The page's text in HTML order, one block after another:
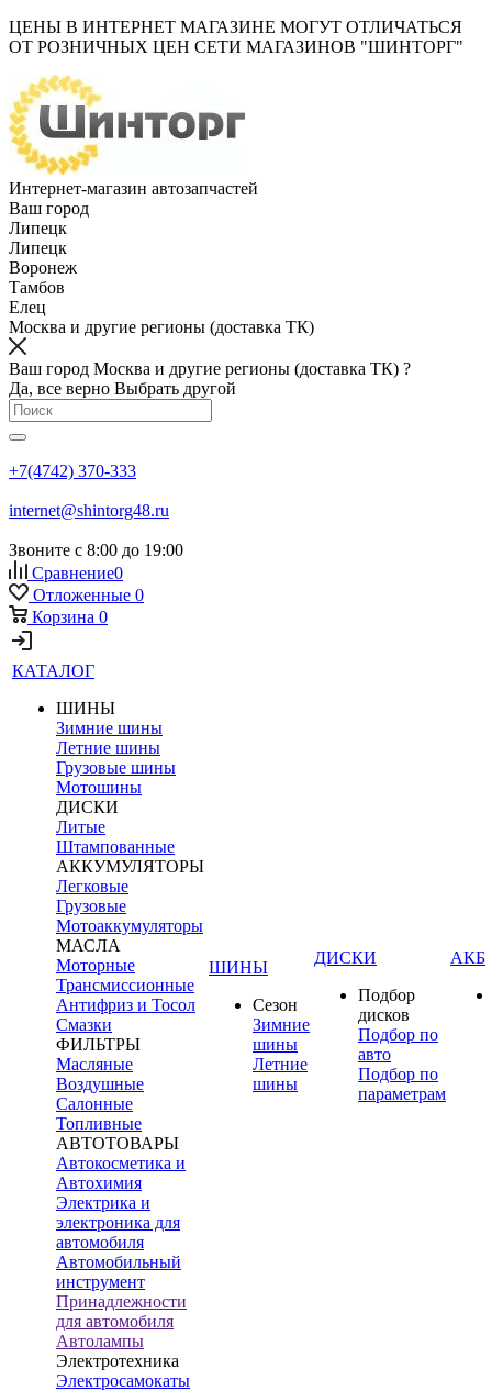
ЦЕНЫ В ИНТЕРНЕТ МАГАЗИНЕ МОГУТ ОТЛИЧАТЬСЯ
ОТ РОЗНИЧНЫХ ЦЕН СЕТИ МАГАЗИНОВ "ШИНТОРГ"
Интернет-магазин автозапчастей
Ваш город
Липецк
Липецк
Воронеж
Тамбов
Елец
Москва и другие регионы (доставка ТК)
Ваш город Москва и другие регионы (доставка ТК) ?
Да, все верно Выбрать другой
+7(4742) 370-333
internet@shintorg48.ru
Звоните с 8:00 до 19:00
Сравнение0
Отложенные 0
Корзина 0
КАТАЛОГ
ШИНЫ
Зимние шины
Летние шины
Грузовые шины
Мотошины
ДИСКИ
Литые
Штампованные
АККУМУЛЯТОРЫ
Легковые
Грузовые
Мотоаккумуляторы
МАСЛА
Моторные
Трансмиссионные
Антифриз и Тосол
Смазки
ФИЛЬТРЫ
Масляные
Воздушные
Салонные
Топливные
АВТОТОВАРЫ
Автокосметика и
Автохимия
Электрика и
электроника для
автомобиля
Автомобильный
инструмент
Принадлежности
для автомобиля
Автолампы
Электротехника
Электросамокаты
ШИНЫ
Сезон
Зимние
шины
Летние
шины
ДИСКИ
Подбор
дисков
Подбор по
авто
Подбор по
параметрам
АКБ